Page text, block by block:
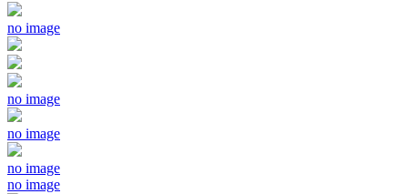
no image
no image
no image
no image
no image